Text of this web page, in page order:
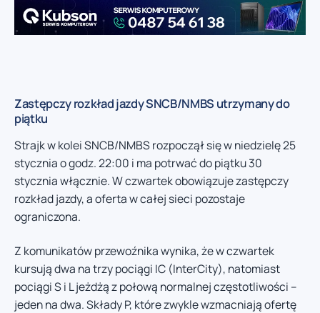
Zastępczy rozkład jazdy SNCB/NMBS utrzymany do
piątku
Strajk w kolei SNCB/NMBS rozpoczął się w niedzielę 25
stycznia o godz. 22:00 i ma potrwać do piątku 30
stycznia włącznie. W czwartek obowiązuje zastępczy
rozkład jazdy, a oferta w całej sieci pozostaje
ograniczona.
Z komunikatów przewoźnika wynika, że w czwartek
kursują dwa na trzy pociągi IC (InterCity), natomiast
pociągi S i L jeżdżą z połową normalnej częstotliwości –
jeden na dwa. Składy P, które zwykle wzmacniają ofertę